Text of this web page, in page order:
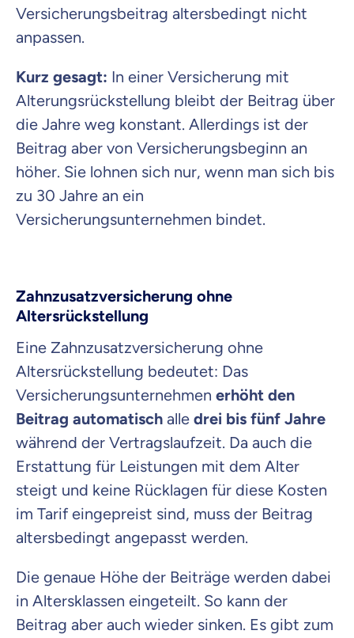
Versicherungsbeitrag altersbedingt nicht
anpassen.
Kurz gesagt: In einer Versicherung mit
Alterungsrückstellung bleibt der Beitrag über
die Jahre weg konstant. Allerdings ist der
Beitrag aber von Versicherungsbeginn an
höher. Sie lohnen sich nur, wenn man sich bis
zu 30 Jahre an ein
Versicherungsunternehmen bindet.
Zahnzusatzversicherung ohne
Altersrückstellung
Eine Zahnzusatzversicherung ohne
Altersrückstellung bedeutet: Das
Versicherungsunternehmen erhöht den
Beitrag automatisch alle drei bis fünf Jahre
während der Vertragslaufzeit. Da auch die
Erstattung für Leistungen mit dem Alter
steigt und keine Rücklagen für diese Kosten
im Tarif eingepreist sind, muss der Beitrag
altersbedingt angepasst werden.
Die genaue Höhe der Beiträge werden dabei
in Altersklassen eingeteilt. So kann der
Beitrag aber auch wieder sinken. Es gibt zum